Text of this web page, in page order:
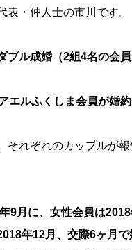
表・仲人士の市川です。
ブル成婚（2組4名の会員
エルふくしま会員が婚約
それぞれのカップルが
9月に、女性会員は
年12月、交際6ヶ月で